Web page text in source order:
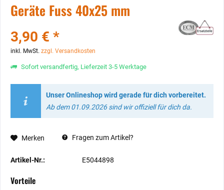
Geräte Fuss 40x25 mm
3,90 € *
inkl. MwSt. zzgl. Versandkosten
Sofort versandfertig, Lieferzeit 3-5 Werktage
Unser Onlineshop wird gerade für dich vorbereitet.
Ab dem 01.09.2026 sind wir offiziell für dich da.
Merken Fragen zum Artikel?
Artikel-Nr.: E5044898
Vorteile